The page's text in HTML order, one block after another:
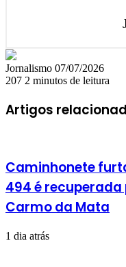
Jornalismo Mande
um
mail
07/07/2026
207 2 minutos de leitura
Artigos
Caminhonete
494 é
Carmo da Mata
1 dia atrás